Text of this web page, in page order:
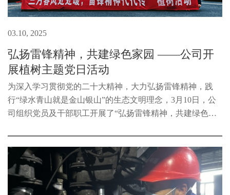
03.10, 2025
弘扬雷锋精神，共建绿色家园 ——公司开
展植树主题党日活动
为深入学习贯彻党的二十大精神，大力弘扬雷锋精神，践
行“绿水青山就是金山银山”的生态文明理念，3月10日，公
司组织党员及干部职工开展了“弘扬雷锋精神，共建绿色家